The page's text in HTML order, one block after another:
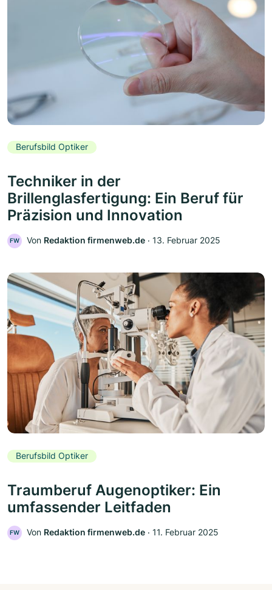
Berufsbild Optiker
Techniker in der
Brillenglasfertigung: Ein Beruf für
Präzision und Innovation
FW Von Redaktion firmenweb.de ‧ 13. Februar 2025
Berufsbild Optiker
Traumberuf Augenoptiker: Ein
umfassender Leitfaden
FW Von Redaktion firmenweb.de ‧ 11. Februar 2025